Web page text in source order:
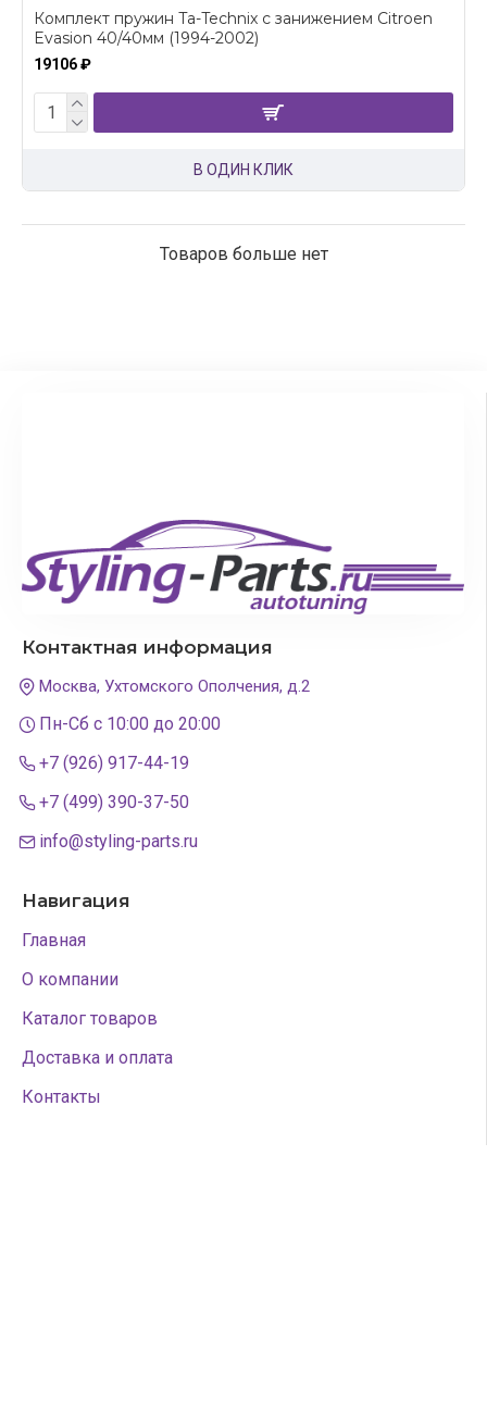
Комплект пружин Ta-Technix с занижением Citroen
Evasion 40/40мм (1994-2002)
19106 ₽
В ОДИН КЛИК
Товаров больше нет
Контактная информация
Москва, Ухтомского Ополчения, д.2
Пн-Сб с 10:00 до 20:00
+7 (926) 917-44-19
+7 (499) 390-37-50
info@styling-parts.ru
Навигация
Главная
О компании
Каталог товаров
Доставка и оплата
Контакты